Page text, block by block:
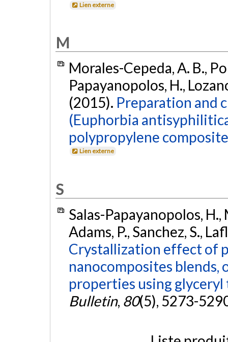
Lien externe
M
Morales-Cepeda, A. B.,
Papayanopolos, H.,
(2015). Preparation and
(Euphorbia
polypropylene
Lien externe
S
Salas-Papayanopolos,
Adams, P., Sanchez, S.,
Crystallization effect of
nanocomposites blends,
properties using
Bulletin, 80(5), 5273-